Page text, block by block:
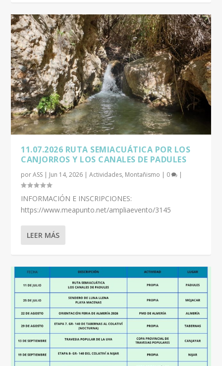
11.07.2026 RUTA SEMIACUÁTICA POR LOS
CANJORROS Y LOS CANALES DE PADULES
porASS | Jun 14, 2026 |Actividades, Montañismo | 0 |
INFORMACIÓN E INSCRIPCIONES:
https://www.meapunto.net/ampliaevento/3145
LEER MÁS